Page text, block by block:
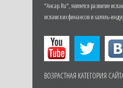
"Ансар.Ru", является развитие
исламских финансов и халяль-
ВОЗРАСТНАЯ КАТЕГОРИЯ